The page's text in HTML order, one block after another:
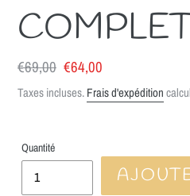
Prix
normal
€69,00 Prix
réduit
€64,00
Taxes incluses.Frais d'expédition
Quantité